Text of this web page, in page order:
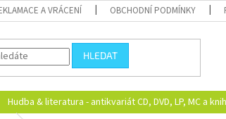
A VRÁCENÍ OBCHODNÍ PODMÍNKY
HLEDAT
Hudba & literatura - antikvariát CD, DVD, LP, MC a